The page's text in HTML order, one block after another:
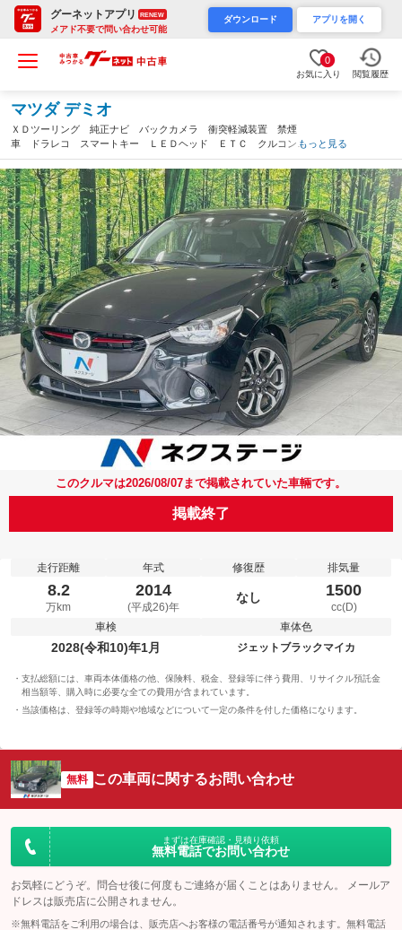
グーネットアプリ RENEW
メアド不要で問い合わせ可能
ダウンロード アプリを開く
0
お気に入り 閲覧履歴
マツダ デミオ
ＸＤツーリング 純正ナビ バックカメラ 衝突軽減装置 禁煙
車 ドラレコ スマートキー ＬＥＤヘッド ＥＴＣ クルコン
純正１６インチアルミ オートハイビーム 車線逸脱警報 オート
ライト ステアリングスイッチ（香川県）
もっと見る
このクルマは2026/08/07まで掲載されていた車輛です。
掲載終了
走行距離
8.2
万km
年式
2014
(平成26)年
修復歴
なし
排気量
1500
cc(D)
車検
2028(令和10)年1月
車体色
ジェットブラックマイカ
支払総額には、車両本体価格の他、保険料、税金、登録等に伴う費用、リサイクル預託金
相当額等、購入時に必要な全ての費用が含まれています。
当該価格は、登録等の時期や地域などについて一定の条件を付した価格になります。
無料 この車両に関するお問い合わせ
まずは在庫確認・見積り依頼
無料電話でお問い合わせ
お気軽にどうぞ。問合せ後に何度もご連絡が届くことはありません。 メールア
ドレスは販売店に公開されません。
※無料電話をご利用の場合は、販売店へお客様の電話番号が通知されます。無料電話